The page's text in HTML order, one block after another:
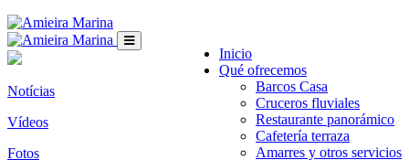
Inicio
Qué ofrecemos
Barcos Casa
Cruceros fluviales
Restaurante panorámico
Cafetería terraza
Amarres y otros servicios
Notícias
Vídeos
Fotos